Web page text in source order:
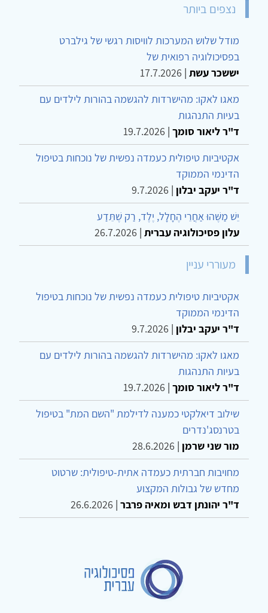
נצפים ביותר
מודל שלוש המערכות לוויסות רגשי של גילברט
בפסיכולוגיה רפואית של
יששכר עשת |
17.7.2026
מאגו לאקו: מהישרדות להגשמה בהורות לילדים עם
בעיות התנהגות
ד"ר ליאור סומך |
19.7.2026
אקטיביות טיפולית כעמדה נפשית של נוכחות בטיפול
הדינמי הממוקד
ד"ר יעקב יבלון |
9.7.2026
יֵשׁ מַשֶּׁהוּ אַחֲרֵי הֶחָלָל, יֶלֶד, רַק שֶׁתֵּדַע
עלון פסיכולוגיה עברית |
26.7.2026
מעוררי עניין
אקטיביות טיפולית כעמדה נפשית של נוכחות בטיפול
הדינמי הממוקד
ד"ר יעקב יבלון |
9.7.2026
מאגו לאקו: מהישרדות להגשמה בהורות לילדים עם
בעיות התנהגות
ד"ר ליאור סומך |
19.7.2026
שילוב דיאלקטי כמענה לדילמת "השם המת" בטיפול
בטרנסג'נדרים
מור שני שרמן |
28.6.2026
מחויבות חברתית כעמדה אתית-טיפולית: שרטוט
מחדש של גבולות המקצוע
ד"ר יהונתן דבש ומאיה פרבר |
26.6.2026